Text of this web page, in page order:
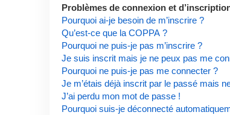
Problèmes de connexion et
Pourquoi ai-je besoin de m’inscrire ?
Qu’est-ce que la COPPA ?
Pourquoi ne puis-je pas m’inscrire ?
Je suis inscrit mais je ne peux pas me
Pourquoi ne puis-je pas me connecter ?
Je m’étais déjà inscrit par le passé mais
J’ai perdu mon mot de passe !
Pourquoi suis-je déconnecté